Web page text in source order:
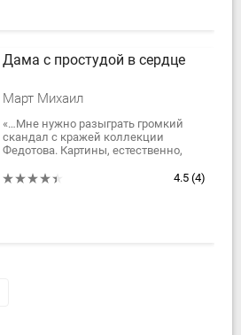
Дама с простудой в сердце
Март Михаил
«…Мне нужно разыграть громкий
скандал с кражей коллекции
Федотова. Картины, естественно,
произойти, когда я буду находиться
4.5 (4)